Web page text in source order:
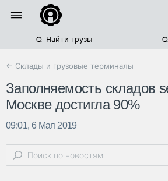
Найти грузы
← Склады и грузовые терминалы
Заполняемость складов
Москве достигла 90%
09:01, 6 Мая 2019